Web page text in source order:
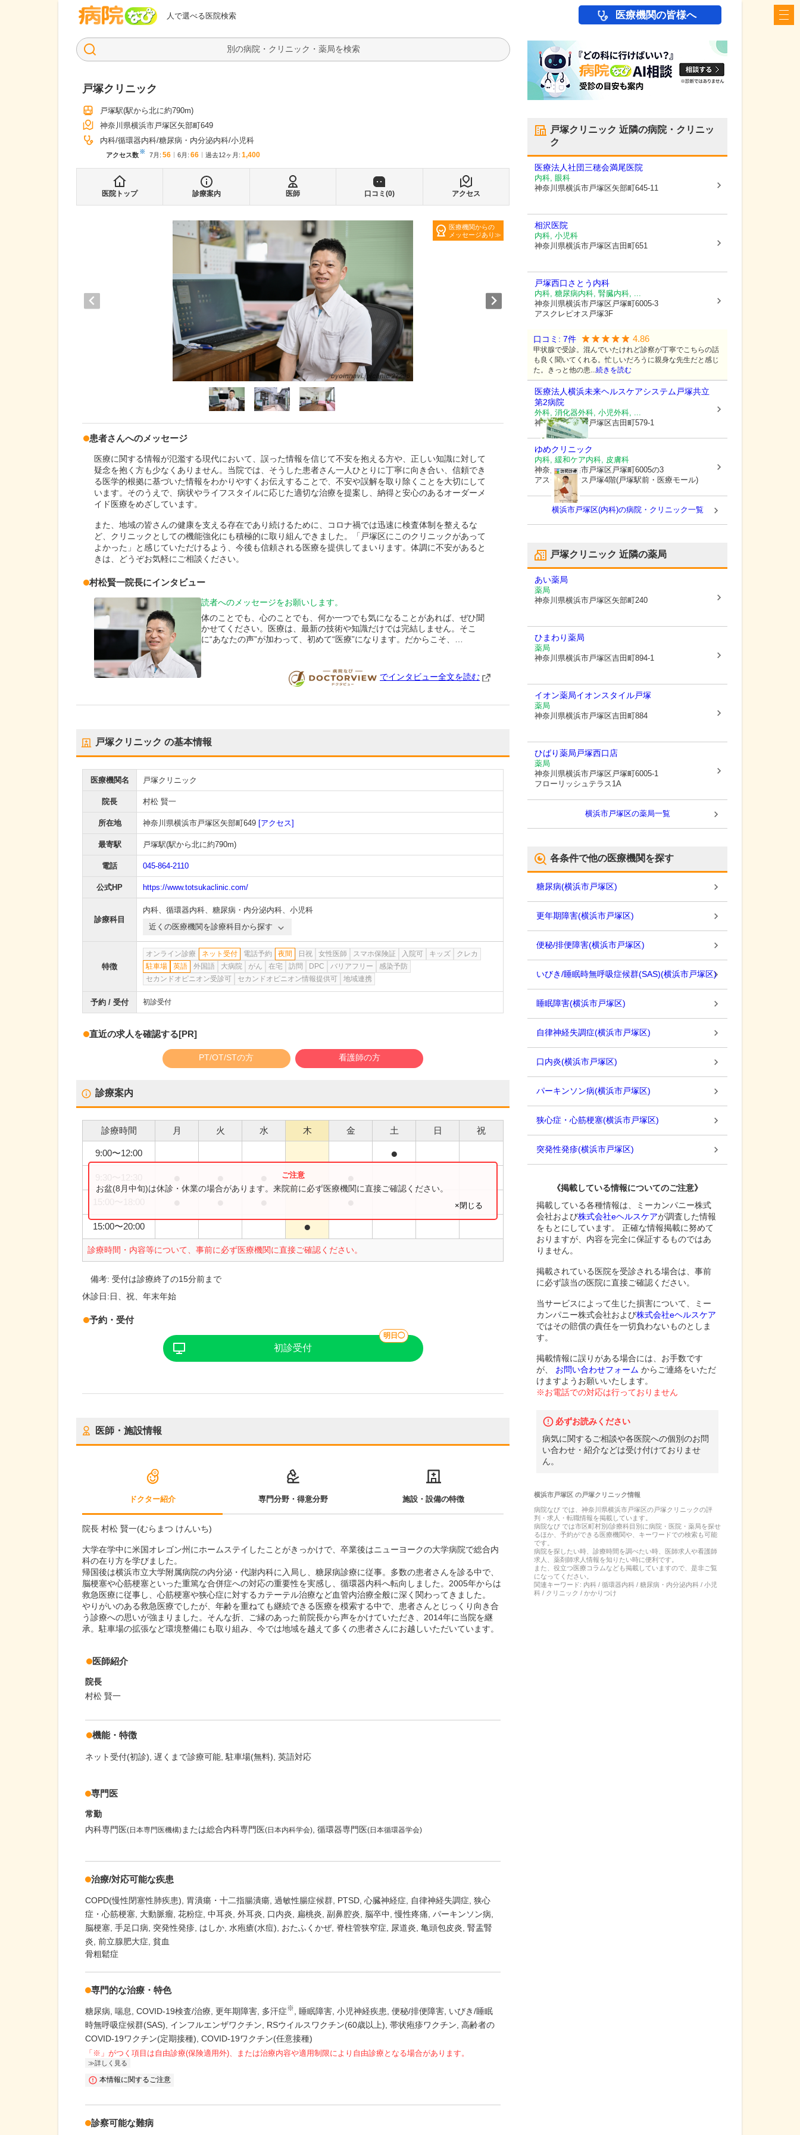
人で選べる医院検索
病院なび 医療機関の皆様へ
検索
戸塚クリニック
戸塚駅(駅から北に約790m)
神奈川県横浜市戸塚区矢部町649
内科 循環器内科 糖尿病・内分泌内科 小児科
アクセス数※ 7月 : 56 6月 : 66 過去12ヶ月: 1,400
医院トップ 診療案内 医師 口コミ(0) アクセス
医療機関からの
メッセージあり
患者さんへのメッセージ
医療に関する情報が氾濫する現代において、誤った情報を信じて不安を抱える方や、正しい知識に対して
疑念を抱く方も少なくありません。当院では、そうした患者さん一人ひとりに丁寧に向き合い、信頼でき
る医学的根拠に基づいた情報をわかりやすくお伝えすることで、不安や誤解を取り除くことを大切にして
います。そのうえで、病状やライフスタイルに応じた適切な治療を提案し、納得と安心のあるオーダーメ
イド医療をめざしています。
また、地域の皆さんの健康を支える存在であり続けるために、コロナ禍では迅速に検査体制を整えるな
ど、クリニックとしての機能強化にも積極的に取り組んできました。「戸塚区にこのクリニックがあって
よかった」と感じていただけるよう、今後も信頼される医療を提供してまいります。体調に不安があると
きは、どうぞお気軽にご相談ください。
村松賢一院長にインタビュー
読者へのメッセージをお願いします。
体のことでも、心のことでも、何か一つでも気になることがあれば、ぜひ聞
かせてください。医療は、最新の技術や知識だけでは完結しません。そこ
に“あなたの声”が加わって、初めて“医療”になります。だからこそ、…
DOCTORVIEW
でインタビュー全文を読む
戸塚クリニック の基本情報
医療機関名 戸塚クリニック
院長 村松 賢一
所在地 神奈川県横浜市戸塚区矢部町649 [アクセス]
最寄駅 戸塚駅(駅から北に約790m)
電話 045-864-2110
公式HP https://www.totsukaclinic.com/
診療科目
内科、 循環器内科、 糖尿病・内分泌内科、 小児科
近くの医療機関を診療科目から探す
特徴
オンライン診療 ネット受付 電話予約 夜間 日祝 女性医師 スマホ保険証 入院可 キッズ
クレカ
駐車場
英語 外国語 大病院 がん 在宅 訪問 DPC バリアフリー
感染予防
セカンドオピニオン受診可
セカンドオピニオン情報提供可 地域連携
予約 / 受付 初診受付
直近の求人を確認する[PR]
PT/OT/STの方 看護師の方
診療案内
診療時間 月 火 水 木 金 土 日 祝
9:00〜12:00 ●
15:00〜20:00 ●
診療時間・内容等について、事前に必ず医療機関に直接ご確認ください。
お盆(8月中旬)は休診・休業の場合があります。来院前に必ず医療機関に直接ご確認ください。
×閉じる
備考:受付は診療終了の15分前まで
休診日:日、祝、年末年始
予約・受付
初診受付
明日◯
医師・施設情報
ドクター紹介 専門分野・得意分野 施設・設備の特徴
院長 村松 賢一(むらまつ けんいち)
大学在学中に米国オレゴン州にホームステイしたことがきっかけで、卒業後はニューヨークの大学病院で総合内
科の在り方を学びました。
帰国後は横浜市立大学附属病院の内分泌・代謝内科に入局し、糖尿病診療に従事。多数の患者さんを診る中で、
脳梗塞や心筋梗塞といった重篤な合併症への対応の重要性を実感し、循環器内科へ転向しました。2005年からは
救急医療に従事し、心筋梗塞や狭心症に対するカテーテル治療など血管内治療全般に深く関わってきました。
やりがいのある救急医療でしたが、年齢を重ねても継続できる医療を模索する中で、患者さんとじっくり向き合
う診療への思いが強まりました。そんな折、ご縁のあった前院長から声をかけていただき、2014年に当院を継
承。駐車場の拡張など環境整備にも取り組み、今では地域を越えて多くの患者さんにお越しいただいています。
医師紹介
院長
村松 賢一
機能・特徴
ネット受付(初診) 遅くまで診療可能 駐車場(無料) 英語対応
専門医
常勤
内科専門医(日本専門医機構) または総合内科専門医(日本内科学会) 循環器専門医(日本循環器学会)
治療/対応可能な疾患
COPD(慢性閉塞性肺疾患) 胃潰瘍・十二指腸潰瘍 過敏性腸症候群 PTSD 心臓神経症 自律神経失調症 狭心
症・心筋梗塞 大動脈瘤 花粉症 中耳炎 外耳炎 口内炎 扁桃炎 副鼻腔炎 脳卒中 慢性疼痛 パーキンソン病
脳梗塞 手足口病 突発性発疹 はしか 水疱瘡(水痘) おたふくかぜ 脊柱管狭窄症 尿道炎 亀頭包皮炎 腎盂腎
炎 前立腺肥大症 貧血
骨粗鬆症
専門的な治療・特色
糖尿病 喘息 COVID-19検査/治療 更年期障害 多汗症※ 睡眠障害 小児神経疾患 便秘/排便障害 いびき/睡眠
時無呼吸症候群(SAS)
インフルエンザワクチン RSウイルスワクチン(60歳以上) 帯状疱疹ワクチン 高齢者の
COVID-19ワクチン(定期接種) COVID-19ワクチン(任意接種)
「※」がつく項目は自由診療(保険適用外)、または治療内容や適用制限により自由診療となる場合があります。
詳しく見る
本情報に関するご注意
診察可能な難病
戸塚クリニック 近隣の病院・クリニッ
ク
医療法人社団三穂会満尾医院
内科, 眼科
神奈川県横浜市戸塚区矢部町645-11
相沢医院
内科, 小児科
神奈川県横浜市戸塚区吉田町651
戸塚西口さとう内科
内科, 糖尿病内科, 腎臓内科, ...
神奈川県横浜市戸塚区戸塚町6005-3
アスクレピオス戸塚3F
口コミ: 7件 4.86
甲状腺で受診。混んでいたけれど診察が丁寧でこちらの話
も良く聞いてくれる。忙しいだろうに親身な先生だと感じ
た。きっと他の患...続きを読む
医療法人横浜未来ヘルスケアシステム 戸塚共立
第2病院
外科, 消化器外科, 小児外科, ...
神奈川県横浜市戸塚区吉田町579-1
ゆめクリニック
内科, 緩和ケア内科, 皮膚科
神奈川県横浜市戸塚区戸塚町6005の3
アスクレピオス戸塚4階(戸塚駅前・医療モール)
横浜市戸塚区(内科)の病院・クリニック一覧
戸塚クリニック 近隣の薬局
あい薬局
薬局
神奈川県横浜市戸塚区矢部町240
ひまわり薬局
薬局
神奈川県横浜市戸塚区吉田町894-1
イオン薬局イオンスタイル戸塚
薬局
神奈川県横浜市戸塚区吉田町884
ひばり薬局戸塚西口店
薬局
神奈川県横浜市戸塚区戸塚町6005-1
フローリッシュテラス1A
横浜市戸塚区の薬局一覧
各条件で他の医療機関を探す
糖尿病(横浜市戸塚区)
更年期障害(横浜市戸塚区)
便秘/排便障害(横浜市戸塚区)
いびき/睡眠時無呼吸症候群(SAS)(横浜市戸塚区)
睡眠障害(横浜市戸塚区)
自律神経失調症(横浜市戸塚区)
口内炎(横浜市戸塚区)
パーキンソン病(横浜市戸塚区)
狭心症・心筋梗塞(横浜市戸塚区)
突発性発疹(横浜市戸塚区)
《掲載している情報についてのご注意》
掲載している各種情報は、ミーカンパニー株式
会社および株式会社eヘルスケアが調査した情報
をもとにしています。 正確な情報掲載に努めて
おりますが、内容を完全に保証するものではあ
りません。
掲載されている医院を受診される場合は、事前
に必ず該当の医院に直接ご確認ください。
当サービスによって生じた損害について、ミー
カンパニー株式会社および株式会社eヘルスケア
ではその賠償の責任を一切負わないものとしま
す。
掲載情報に誤りがある場合には、お手数です
が、
お問い合わせフォーム からご連絡をいただ
けますようお願いいたします。
※お電話での対応は行っておりません
必ずお読みください
病気に関するご相談や各医院への個別のお問
い合わせ・紹介などは受け付けておりませ
ん。
横浜市戸塚区の戸塚クリニック情報
病院なび では、 神奈川県横浜市戸塚区の戸塚クリニックの評
判・求人・転職情報を掲載しています。
病院なび では市区町村別/診療科目別に病院・医院・薬局を探せ
るほか、予約ができる医療機関や、キーワードでの検索も可能
です。
病院を探したい時、診療時間を調べたい時、医師求人や看護師
求人、薬剤師求人情報を知りたい時に便利です。
また、役立つ医療コラムなども掲載していますので、是非ご覧
になってください。
関連キーワード: 内科 / 循環器内科 / 糖尿病・内分泌内科 / 小児
科 / クリニック / かかりつけ